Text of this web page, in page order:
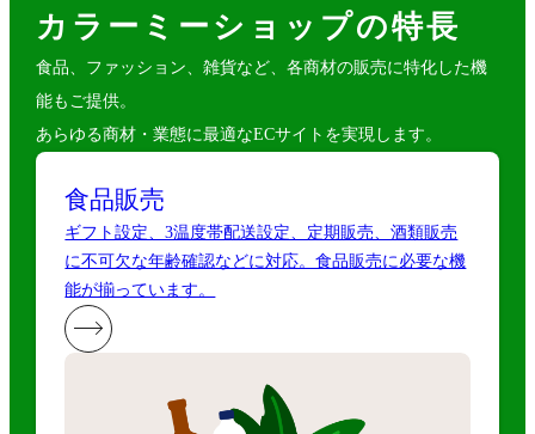
カラーミーショップの特長
食品、ファッション、雑貨など、各商材の販売に特化した機
能もご提供。
あらゆる商材・業態に最適なECサイトを実現します。
食品販売
ギフト設定、3温度帯配送設定、定期販売、酒類販売
に不可欠な年齢確認などに対応。食品販売に必要な機
能が揃っています。